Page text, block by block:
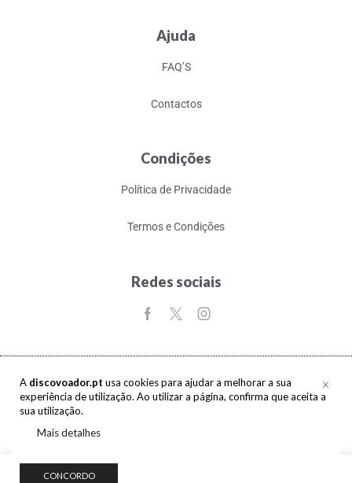
A discovoador.pt usa cookies para ajudar a melhorar a sua
experiência de utilização. Ao utilizar a página, confirma que aceita a
sua utilização.
Mais detalhes
CONCORDO
Ajuda
FAQ’S
Contactos
Condições
Política de Privacidade
Termos e Condições
Redes sociais
Copyright © 2017-2026 discovoador. Todos os direitos reservados.